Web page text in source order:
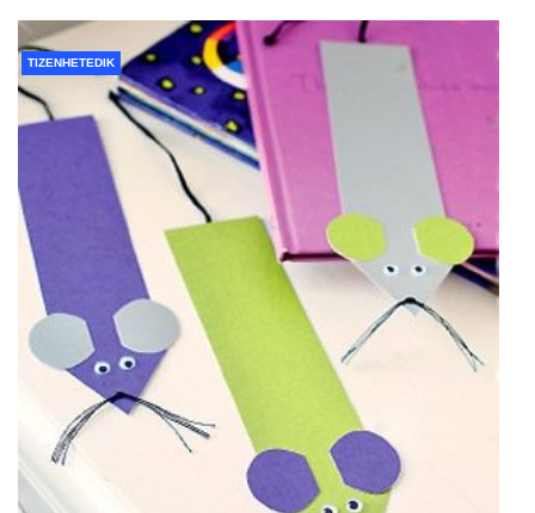
TIZENHETEDIK